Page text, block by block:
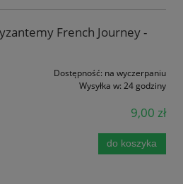
French Journey -
Dostępność: na wyczerpaniu
Wysyłka w: 24 godziny
9,00 zł
do koszyka